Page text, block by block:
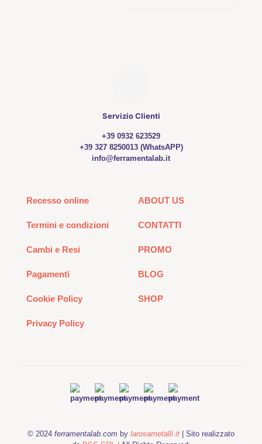
Servizio Clienti
+39 0932 623529
+39 327 8250013 (WhatsAPP)
info@ferramentalab.it
Recesso online
Termini e condizioni
Cambi e Resi
Pagamenti
Cookie Policy
Privacy Policy
ABOUT US
CONTATTI
PROMO
BLOG
SHOP
© 2024 ferramentalab.com by larosametalli.it | Sito realizzato